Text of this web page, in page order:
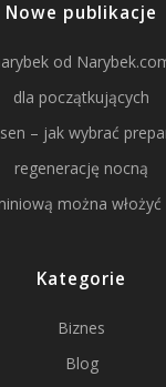
Nowe publikacje
od
dla początkujących
– jak wybrać
regenerację nocną
można
Kategorie
Biznes
Blog